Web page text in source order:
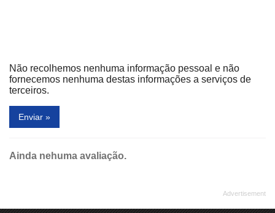
Não recolhemos nenhuma informação pessoal e não
fornecemos nenhuma destas informações a serviços de
terceiros.
Enviar »
Ainda nehuma avaliação.